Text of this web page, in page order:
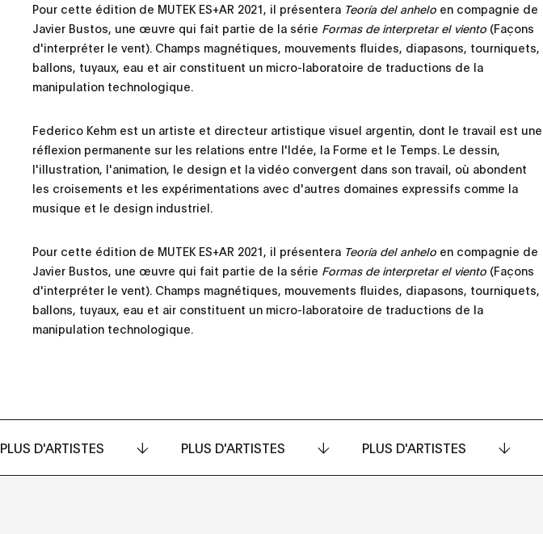
Pour cette édition de MUTEK ES+AR 2021, il présentera Teoría del anhelo en compagnie de
Javier Bustos, une œuvre qui fait partie de la série Formas de interpretar el viento (Façons
d'interpréter le vent). Champs magnétiques, mouvements fluides, diapasons, tourniquets,
ballons, tuyaux, eau et air constituent un micro-laboratoire de traductions de la
manipulation technologique.
Federico Kehm est un artiste et directeur artistique visuel argentin, dont le travail est une
réflexion permanente sur les relations entre l'Idée, la Forme et le Temps. Le dessin,
l'illustration, l'animation, le design et la vidéo convergent dans son travail, où abondent
les croisements et les expérimentations avec d'autres domaines expressifs comme la
musique et le design industriel.
Pour cette édition de MUTEK ES+AR 2021, il présentera Teoría del anhelo en compagnie de
Javier Bustos, une œuvre qui fait partie de la série Formas de interpretar el viento (Façons
d'interpréter le vent). Champs magnétiques, mouvements fluides, diapasons, tourniquets,
ballons, tuyaux, eau et air constituent un micro-laboratoire de traductions de la
manipulation technologique.
PLUS D'ARTISTES PLUS D'ARTISTES PLUS D'ARTISTES